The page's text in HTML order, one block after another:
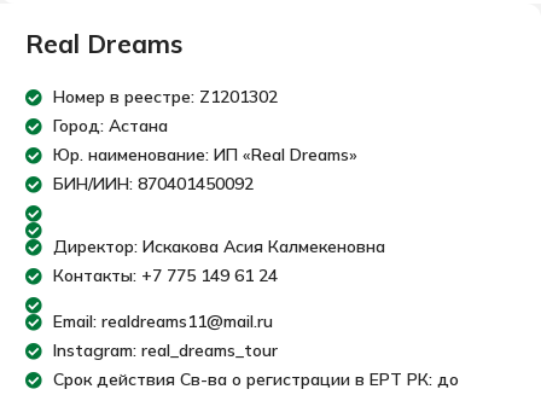
Real Dreams
Номер в реестре: Z1201302
Город: Астана
Юр. наименование: ИП «Real Dreams»
БИН/ИИН: 870401450092
Директор: Искакова Асия Калмекеновна
Контакты: +7 775 149 61 24
Email: realdreams11@mail.ru
Instagram: real_dreams_tour
Срок действия Св-ва о регистрации в ЕРТ РК: до